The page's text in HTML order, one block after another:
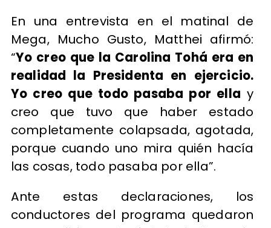
En una entrevista en el matinal de
Mega, Mucho Gusto, Matthei afirmó:
“Yo creo que la Carolina Tohá era en
realidad la Presidenta en ejercicio.
Yo creo que todo pasaba por ella y
creo que tuvo que haber estado
completamente colapsada, agotada,
porque cuando uno mira quién hacía
las cosas, todo pasaba por ella”.
Ante estas declaraciones, los
conductores del programa quedaron